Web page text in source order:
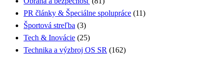
PR články & Špeciálne spolupráce (11)
Športová streľba (3)
Tech & Inovácie (25)
Technika a výzbroj OS SR (162)